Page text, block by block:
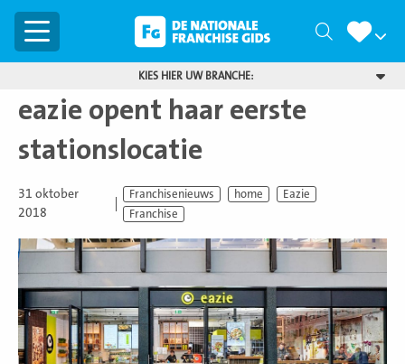
Menu Zoeken
KIES HIER UW BRANCHE:
eazie opent haar eerste
stationslocatie
31 oktober
2018
Franchisenieuws home
Eazie
Franchise